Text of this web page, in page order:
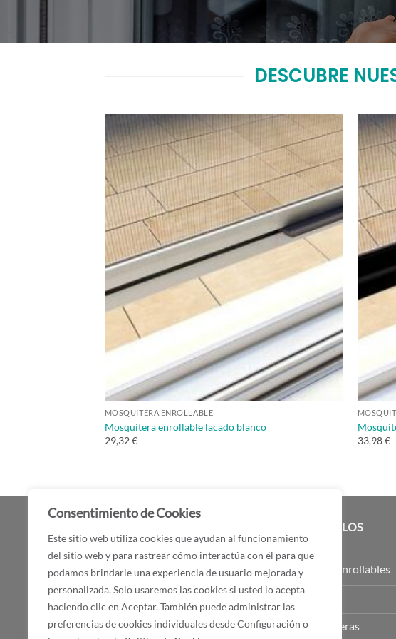
Consentimiento de Cookies
Este sitio web utiliza cookies que ayudan al funcionamiento
del sitio web y para rastrear cómo interactúa con él para que
podamos brindarle una experiencia de usuario mejorada y
personalizada. Solo usaremos las cookies si usted lo acepta
haciendo clic en Aceptar. También puede administrar las
preferencias de cookies individuales desde Configuración o
DESCUBRE
MOSQUITERA ENROLLABLE
Mosquitera enrollable lacado blanco
29,32 €
33,98 €
Envío a Toda España
Tucortinaonline.comofrecemosestores y
cortinas a medidacon un serviciorápido,
ARTÍCULOS
Estores enrollables
Cortinas
Mosquiteras